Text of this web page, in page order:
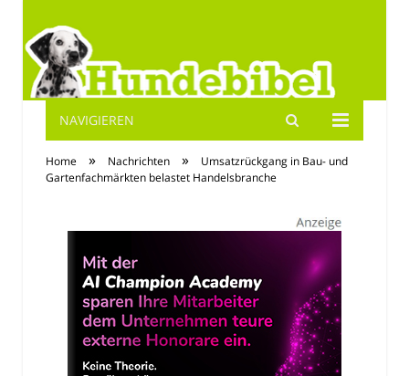
Hundebibel.de
NAVIGIEREN
Home » Nachrichten »
Umsatzrückgang in Bau- und
Gartenfachmärkten belastet Handelsbranche